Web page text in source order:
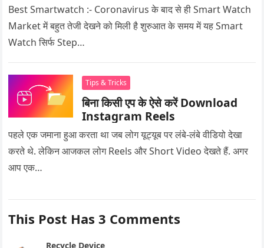
Best Smartwatch :- Coronavirus के बाद से ही Smart Watch
Market में बहुत तेजी देखने को मिली है शुरुआत के समय में यह Smart
Watch सिर्फ Step…
Tips & Tricks
बिना किसी एप के ऐसे करें Download
Instagram Reels
पहले एक जमाना हुआ करता था जब लोग यूट्यूब पर लंबे-लंबे वीडियो देखा
करते थे. लेकिन आजकल लोग Reels और Short Video देखते हैं. अगर
आप एक…
This Post Has 3 Comments
Recycle Device